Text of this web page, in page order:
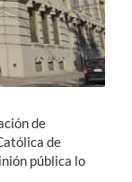
de
de
pública lo